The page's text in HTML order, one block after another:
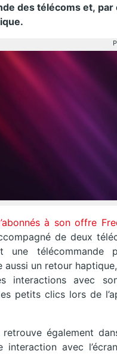
des télécoms et,
à son offre
de deux
une
aussi un retour
interactions avec
petits clics lors de
également
interaction avec